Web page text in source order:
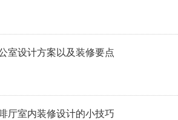
室设计方案以及装修要点
厅室内装修设计的小技巧